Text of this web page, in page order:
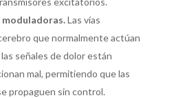
moduladoras.Las vías
que normalmente actúan
señales de dolor están
mal, permitiendo que las
propaguen sin control.